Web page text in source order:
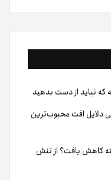
دلایل افت محبوب‌ترین
۲۴ ساعت گذشته کاهش یافت؟ از تنش